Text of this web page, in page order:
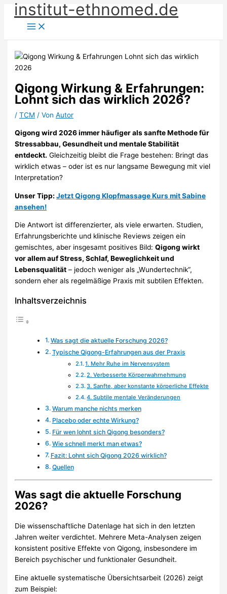
Zum
Inhalt
springen
institut-ethnomed.de
Qigong Wirkung & Erfahrungen:
Lohnt sich das wirklich 2026?
/TCM / VonAutor
Qigong wird 2026 immer häufiger als sanfte Methode für
Stressabbau, Gesundheit und mentale Stabilität
entdeckt. Gleichzeitig bleibt die Frage bestehen: Bringt das
wirklich etwas – oder ist es nur langsame Bewegung mit viel
Interpretation?
Unser Tipp:Jetzt Qigong Klopfmassage Kurs mit Sabine
ansehen!
Die Antwort ist differenzierter, als viele erwarten. Studien,
Erfahrungsberichte und klinische Reviews zeigen ein
gemischtes, aber insgesamt positives Bild:Qigong wirkt
vor allem auf Stress, Schlaf, Beweglichkeit und
Lebensqualität – jedoch weniger als „Wundertechnik“,
sondern eher als regelmäßige Praxis mit subtilen Effekten.
Inhaltsverzeichnis
Was sagt die aktuelle Forschung 2026?
Typische Qigong-Erfahrungen aus der Praxis
1. Mehr Ruhe im Nervensystem
2. Verbesserte Körperwahrnehmung
3. Sanfte, aber konstante körperliche Effekte
4. Subtile mentale Veränderungen
Warum manche nichts merken
Placebo oder echte Wirkung?
Für wen lohnt sich Qigong besonders?
Wie schnell merkt man etwas?
Fazit: Lohnt sich Qigong 2026 wirklich?
Quellen
Was sagt die aktuelle Forschung
2026?
Die wissenschaftliche Datenlage hat sich in den letzten
Jahren weiter verdichtet. Mehrere Meta-Analysen zeigen
konsistent positive Effekte von Qigong, insbesondere im
Bereich psychischer und funktionaler Gesundheit.
Eine aktuelle systematische Übersichtsarbeit (2026) zeigt
zum Beispiel: